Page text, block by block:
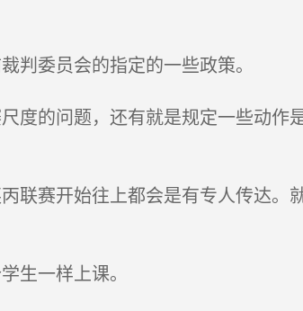
委员会的指定的一些政策。
度的问题，还有就是规定一些动作
联赛开始往上都会是有专人传达。
生一样上课。